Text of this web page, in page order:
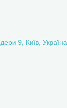
9, Київ, Україна